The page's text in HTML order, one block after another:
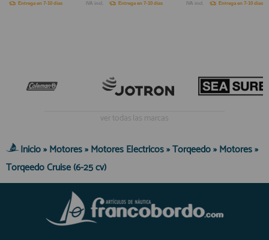
Entrega en 7-10 días IVA incl. Entrega en 7-10 días IVA incl. Entrega en 7-10 días
ver todas las marcas
Inicio»Motores»Motores Electricos»Torqeedo»Motores»
Torqeedo Cruise (6-25 cv)